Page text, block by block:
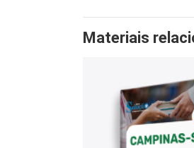
Materiais